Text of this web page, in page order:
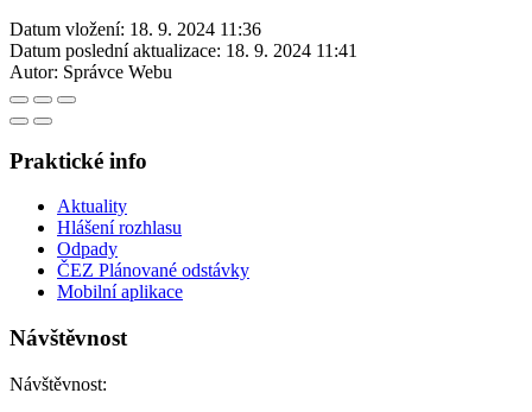
Datum vložení: 18. 9. 2024 11:36
Datum poslední aktualizace: 18. 9. 2024 11:41
Autor: Správce Webu
Praktické info
Aktuality
Hlášení rozhlasu
Odpady
ČEZ Plánované odstávky
Mobilní aplikace
Návštěvnost
Návštěvnost: